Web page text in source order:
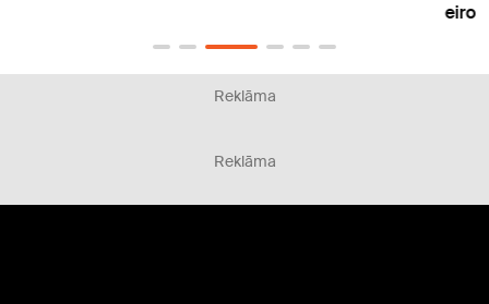
eiro
Reklāma
Reklāma